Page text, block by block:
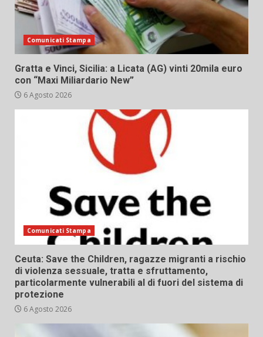
Comunicati Stampa
Gratta e Vinci, Sicilia: a Licata (AG) vinti 20mila euro
con “Maxi Miliardario New”
6 Agosto 2026
Comunicati Stampa
Ceuta: Save the Children, ragazze migranti a rischio
di violenza sessuale, tratta e sfruttamento,
particolarmente vulnerabili al di fuori del sistema di
protezione
6 Agosto 2026